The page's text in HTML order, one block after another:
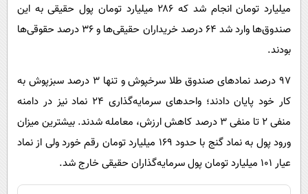
بین الملل
اجتماعی
سیاست خارجی
میلیارد تومان انجام شد که ۲۸۶ میلیارد تومان پول حقیقی به این
صندوق‌ها وارد شد ۶۴ درصد خریداران حقیقی‌ها و ۳۶ درصد حقوقی‌ها
بودند.
۹۷ درصد نمادهای صندوق طلا سرخپوش و تنها ۳ درصد سبزپوش به
کار خود پایان دادند؛ واحدهای سرمایه‌گذاری ۲۴ نماد نیز در دامنه
منفی ۲ تا منفی ۳ درصد کاهش ارزش، معامله شدند. بیشترین میزان
ورود پول به نماد گنج با حدود ۱۶۹ میلیارد تومان رقم خورد ولی از نماد
عیار ۱۰۱ میلیارد تومان پول سرمایه‌گذاران حقیقی خارج شد.